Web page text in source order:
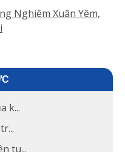
Nghiêm Xuân Yêm,
k...
tu...